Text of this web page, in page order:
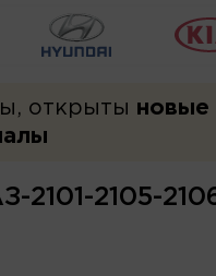
открыты новые
2105-